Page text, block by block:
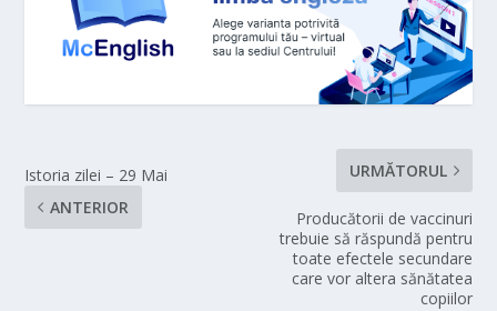
Istoria zilei – 29 Mai
ANTERIOR
URMĂTORUL
Producătorii de vaccinuri
trebuie să răspundă pentru
toate efectele secundare
care vor altera sănătatea
copiilor